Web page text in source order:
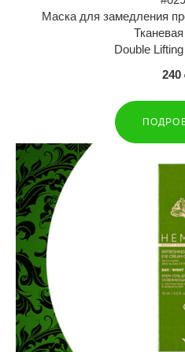
Маска для замедления
Double
240